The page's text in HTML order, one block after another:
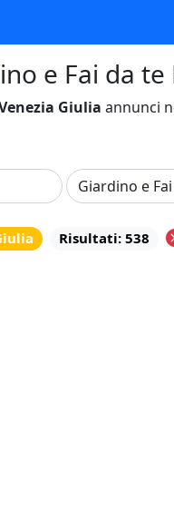
e Fai da
Giulia annunci
Risultati: 538